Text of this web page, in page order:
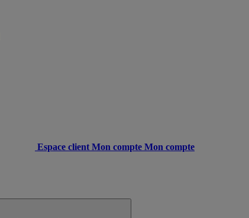
Espace client Mon compte Mon compte